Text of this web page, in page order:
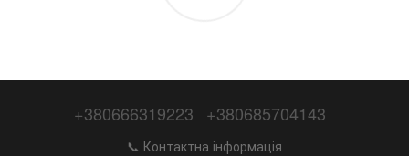
+380666319223 +380685704143
📞 Контактна інформація